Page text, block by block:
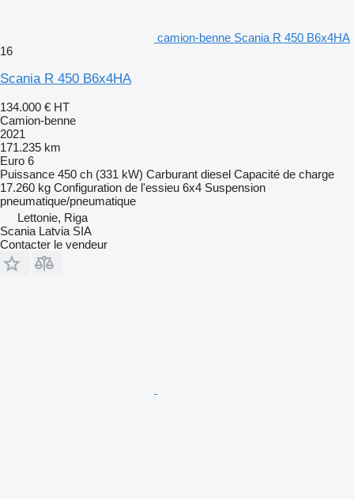
camion-benne Scania R 450 B6x4HA
16
Scania R 450 B6x4HA
134.000 € HT
Camion-benne
2021
171.235 km
Euro 6
Puissance 450 ch (331 kW) Carburant diesel Capacité de charge
17.260 kg Configuration de l'essieu 6x4 Suspension
pneumatique/pneumatique
Lettonie, Riga
Scania Latvia SIA
Contacter le vendeur